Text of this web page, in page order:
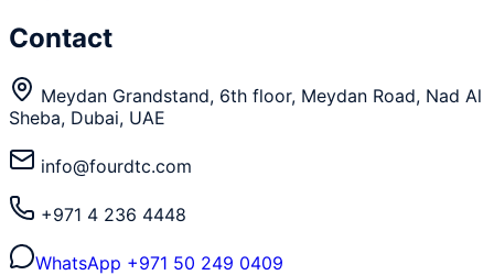
Contact
Meydan Grandstand, 6th floor, Meydan Road, Nad Al
Sheba, Dubai, UAE
info@fourdtc.com
+971 4 236 4448
WhatsApp +971 50 249 0409